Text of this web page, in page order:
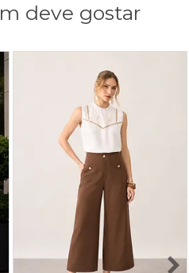
deve gostar